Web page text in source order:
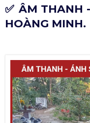
✅ ÂM THANH
HOÀNG MINH.